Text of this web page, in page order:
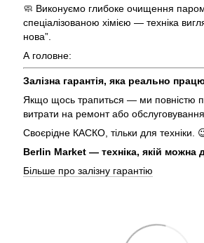
🧼 Виконуємо глибоке очищення
спеціалізованою хімією — техніка
нова”.
А головне:
Залізна гарантія, яка реально
Якщо щось трапиться — ми повністю
витрати на ремонт або обслуговування.
Своєрідне КАСКО, тільки для техніки.
Berlin Market — техніка, якій можна
Більше про залізну гарантію